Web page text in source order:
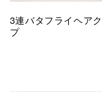
3連バタフライヘア
プ